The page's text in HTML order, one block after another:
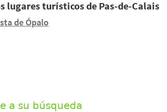
lugares turísticos de Pas-de-Calais
de Ópalo
a su búsqueda